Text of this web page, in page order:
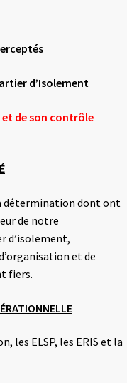
d’Isolement
et de son contrôle
détermination dont ont
de notre
d’isolement,
et de
fiers.
les ELSP, les ERIS et la